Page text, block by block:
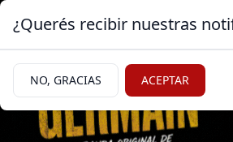
¿Querés recibir nuestras
NO, GRACIAS ACEPTAR